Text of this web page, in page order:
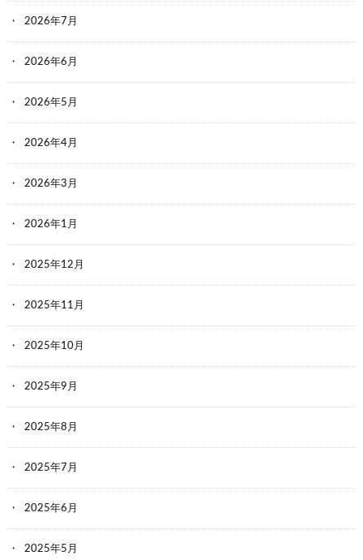
2026年7月
2026年6月
2026年5月
2026年4月
2026年3月
2026年1月
2025年12月
2025年11月
2025年10月
2025年9月
2025年8月
2025年7月
2025年6月
2025年5月